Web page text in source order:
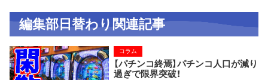
編集部日替わり関連記事
【パチンコ終焉】パチンコ人口が減り
過ぎで限界突破！
コラム